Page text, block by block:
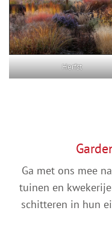
Herfst
Ga met ons mee
tuinen en
schitteren in hun